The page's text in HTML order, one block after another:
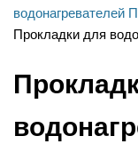
водонагревателей
Прокладки для